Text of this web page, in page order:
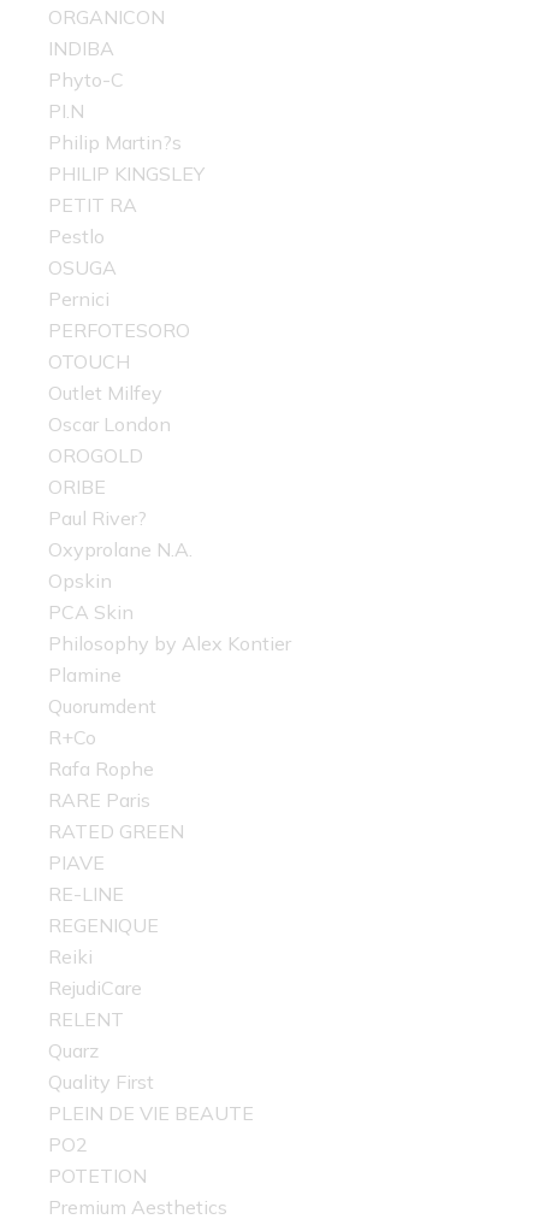
ORGANICON
INDIBA
Phyto-C
PI.N
Philip Martin?s
PHILIP KINGSLEY
PETIT RA
Pestlo
OSUGA
Pernici
PERFOTESORO
OTOUCH
Outlet Milfey
Oscar London
OROGOLD
ORIBE
Paul River?
Oxyprolane N.A.
Opskin
PCA Skin
Philosophy by Alex Kontier
Plamine
Quorumdent
R+Co
Rafa Rophe
RARE Paris
RATED GREEN
PIAVE
RE-LINE
REGENIQUE
Reiki
RejudiCare
RELENT
Quarz
Quality First
PLEIN DE VIE BEAUTE
PO2
POTETION
Premium Aesthetics